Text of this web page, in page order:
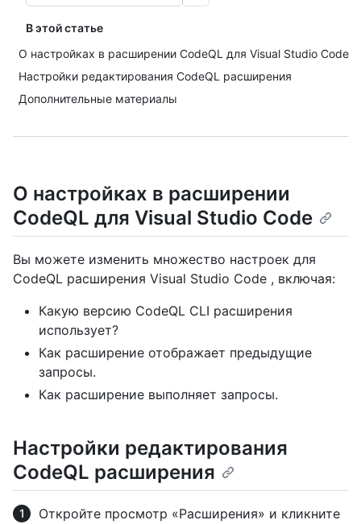
В этой статье
О настройках в расширении CodeQL для Visual Studio Code
Настройки редактирования CodeQL расширения
Дополнительные материалы
О настройках в расширении
CodeQL для Visual Studio Code
Вы можете изменить множество настроек для
CodeQL расширения Visual Studio Code , включая:
Какую версию CodeQL CLI расширения
использует?
Как расширение отображает предыдущие
запросы.
Как расширение выполняет запросы.
Настройки редактирования
CodeQL расширения
Откройте просмотр «Расширения» и кликните